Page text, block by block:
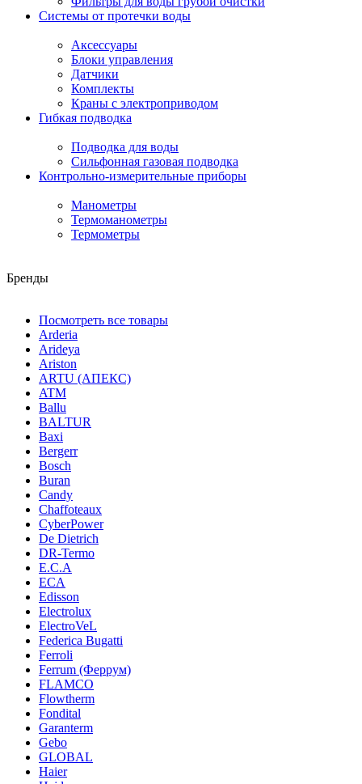
Системы от протечки воды
Аксессуары
Блоки управления
Датчики
Комплекты
Краны с электроприводом
Гибкая подводка
Подводка для воды
Сильфонная газовая подводка
Контрольно-измерительные приборы
Манометры
Термоманометры
Термометры
Бренды
Посмотреть все товары
Arderia
Arideya
Ariston
ARTU (АПЕКС)
ATM
Ballu
BALTUR
Baxi
Bergerr
Bosch
Buran
Candy
Chaffoteaux
CyberPower
De Dietrich
DR-Termo
E.C.A
ECA
Edisson
Electrolux
ElectroVeL
Federica Bugatti
Ferroli
Ferrum (Феррум)
FLAMCO
Flowtherm
Fondital
Garanterm
Gebo
GLOBAL
Haier